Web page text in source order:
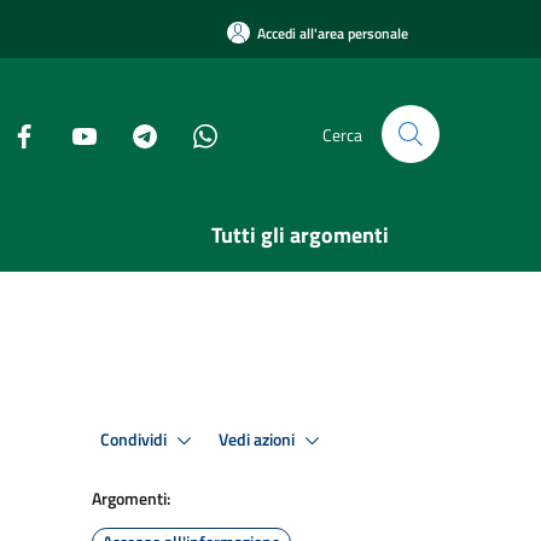
Accedi all'area personale
Cerca
Tutti gli argomenti
Condividi Vedi azioni
Argomenti: